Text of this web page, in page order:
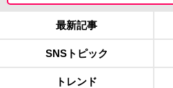
最新記事
SNSトピック
トレンド